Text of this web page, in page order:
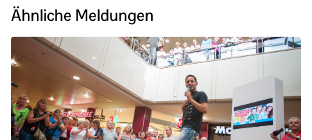
Ähnliche Meldungen